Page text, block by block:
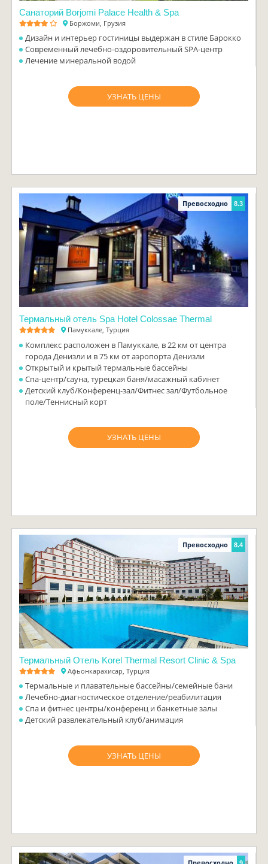
Санаторий Borjomi Palace Health & Spa
Боржоми, Грузия
Дизайн и интерьер гостиницы выдержан в стиле Барокко
Современный лечебно-оздоровительный SPA-центр
Лечение минеральной водой
УЗНАТЬ ЦЕНЫ
Превосходно 8.3
Термальный отель Spa Hotel Colossae Thermal
Памуккале, Турция
Комплекс расположен в Памуккале, в 22 км от центра
города Денизли и в 75 км от аэропорта Денизли
Открытый и крытый термальные бассейны
Спа-центр/сауна, турецкая баня/масажный кабинет
Детский клуб/Конференц-зал/Фитнес зал/Футбольное
поле/Теннисный корт
УЗНАТЬ ЦЕНЫ
Превосходно 8.4
Термальный Отель Korel Thermal Resort Clinic & Spa
Афьонкарахисар, Турция
Термальные и плавательные бассейны/семейные бани
Лечебно-диагностическое отделение/реабилитация
Спа и фитнес центры/конференц и банкетные залы
Детский развлекательный клуб/анимация
УЗНАТЬ ЦЕНЫ